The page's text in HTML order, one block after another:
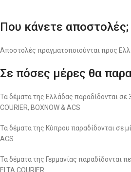
Που κάνετε αποστολές;
Αποστολές πραγματοποιούνται προς
Σε πόσες μέρες θα
Τα δέματα της Ελλάδας παραδίδονται σε
COURIER, BOXNOW & ACS
Τα δέματα της Κύπρου παραδίδονται σε
ACS
Τα δέματα της Γερμανίας παραδίδονται
ELTA COURIER